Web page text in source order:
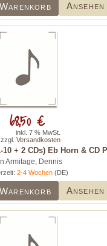
Ansehen
+ 2 CDs) Eb Horn & CD
Armitage, Dennis
2-4 Wochen(DE)
Ansehen
68,50 €
inkl. 7 % MwSt.
zzgl. Versandkosten